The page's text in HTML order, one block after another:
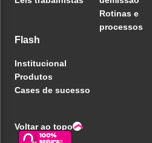
Rotinas e
processos
Flash
Institucional
Produtos
Cases de sucesso
Voltar ao topo